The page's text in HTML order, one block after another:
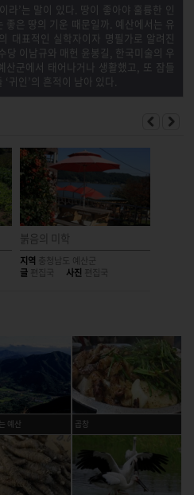
’는 말이 있다. 땅이 좋아야 훌륭한 인
좋은 땅의 기운 때문일까. 예산에서는 유
대표적인 실학자이자 명필가로 알려진
당 이남규와 매헌 윤봉길, 한국미술의 우
군에서 태어나거나 생활했고, 또 잠들
귀인’의 흔적이 남아 있다.
붉음의 미학
지역 충청남도 예산군
글 편집국 사진 편집국
예산 곱창